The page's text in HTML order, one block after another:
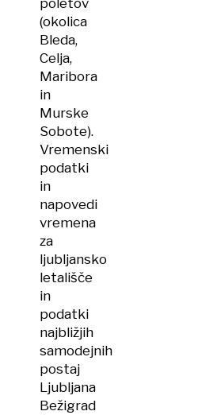
poletov
(okolica
Bleda,
Celja,
Maribora
in
Murske
Sobote).
Vremenski
podatki
in
napovedi
vremena
za
ljubljansko
letališče
in
podatki
najbližjih
samodejnih
postaj
Ljubljana
Bežigrad